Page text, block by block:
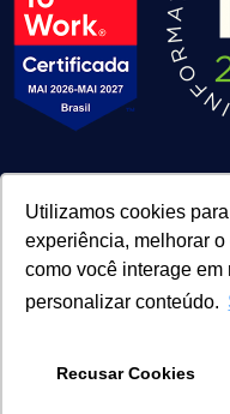
Utilizamos cookies
experiência, melhorar
como você interage em
personalizar conteúdo.
Recusar Cookies
|